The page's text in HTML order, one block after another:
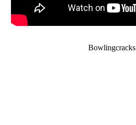
Bowlingcracks